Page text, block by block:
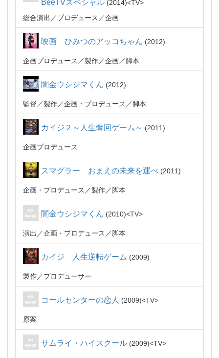
BeeTVスペシャル
2014
TV
総合演出
プロデュース 企画
映画 ひみつのアッコちゃん 2012
企画プロデュース 製作 企画 脚本
闇金ウシジマくん 2012
監督 製作 企画・プロデュース 脚本
カイジ２～人生奪回ゲーム～ 2011
企画プロデュース
スマグラー おまえの未来を運べ 2011
企画・プロデュース 製作 脚本
闇金ウシジマくん 2010 TV
演出 企画・プロデュース 脚本
カイジ 人生逆転ゲーム 2009
製作 プロデューサー
コールセンターの恋人 2009 TV
原案
サムライ・ハイスクール 2009 TV